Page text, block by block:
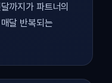
까지가 파트너의
달 반복되는